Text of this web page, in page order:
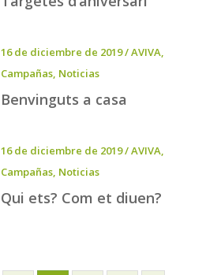
16 de diciembre de 2019/AVIVA,
Campañas, Noticias
Benvinguts a casa
16 de diciembre de 2019/AVIVA,
Campañas, Noticias
Qui ets? Com et diuen?